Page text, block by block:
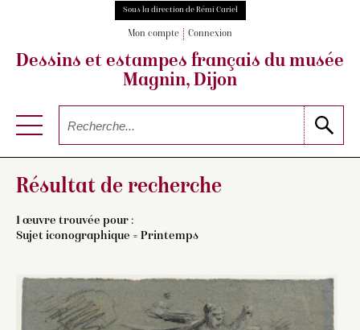
Sous la direction de Rémi Cariel
Mon compte Connexion
Dessins et estampes français du musée
Magnin, Dijon
Résultat de recherche
1 œuvre trouvée pour :
Sujet iconographique = Printemps